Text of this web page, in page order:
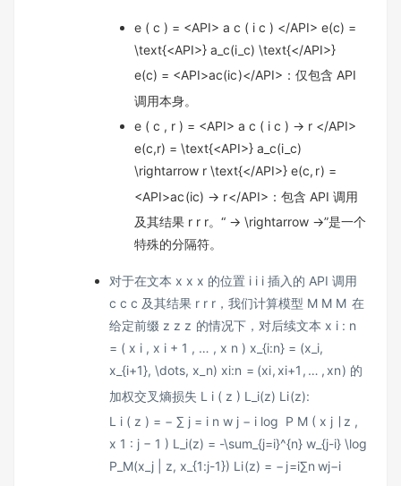
e ( c ) = <API> a c ( i c ) </API> e(c) =
\text{<API>} a_c(i_c) \text{</API>}
e(c) = <API>ac(ic)</API> ：仅包含 API
调用本身。
e ( c , r ) = <API> a c ( i c ) → r </API>
e(c,r) = \text{<API>} a_c(i_c)
\rightarrow r \text{</API>} e(c, r) =
<API>ac(ic) → r</API> ：包含 API 调用
及其结果 r r r。“ → \rightarrow →”是一个
特殊的分隔符。
对于在文本 x x x 的位置 i i i 插入的 API 调用
c c c 及其结果 r r r ，我们计算模型 M M M 在
给定前缀 z z z 的情况下，对后续文本 x i : n
= ( x i , x i + 1 , … , x n ) x_{i:n} = (x_i,
x_{i+1}, \dots, x_n) xi:n = (xi, xi+1 , … , xn) 的
加权交叉熵损失 L i ( z ) L_i(z) L i(z):
L i ( z ) = − ∑ j = i n w j − i log ⁡ P M ( x j ∣ z ,
x 1 : j − 1 ) L_i(z) = -\sum_{j=i}^{n} w_{j-i} \log
P_M(x_j | z, x_{1:j-1}) L i(z) = − j=i∑n wj−i